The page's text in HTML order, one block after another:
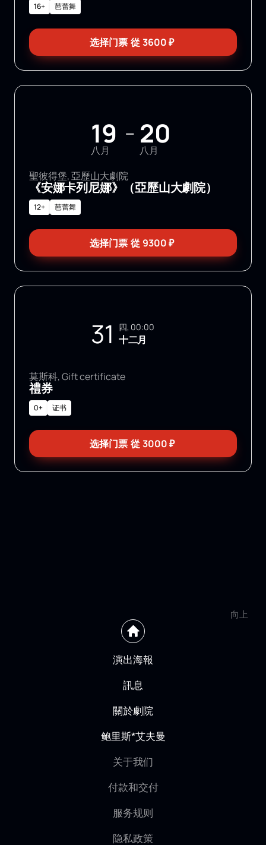
16+ 芭蕾舞
选择门票 從3600₽
19
八月
— 20
八月
聖彼得堡, 亞歷山大劇院
《安娜卡列尼娜》（亞歷山大劇院）
12+ 芭蕾舞
选择门票 從 9300₽
31 四, 00:00
十二月
莫斯科, Gift certificate
禮券
0+ 证书
选择门票 從 3000₽
向上
演出海報
訊息
關於劇院
鲍里斯*艾夫曼
关于我们
付款和交付
服务规则
隐私政策